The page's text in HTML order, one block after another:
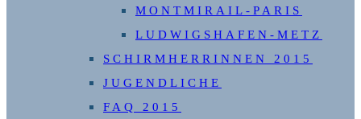
MONTMIRAIL-PARIS
LUDWIGSHAFEN-METZ
SCHIRMHERRINNEN 2015
JUGENDLICHE
FAQ 2015